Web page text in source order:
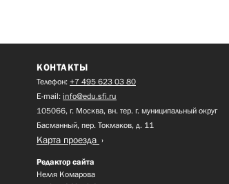
КОНТАКТЫ
Телефон: +7 495 623 03 80
E-mail: info@edu.sfi.ru
105066, г. Москва, вн. тер. г. муниципальный округ
Басманный, пер. Токмаков, д. 11
Карта проезда
Редактор сайта
Нелля Комарова